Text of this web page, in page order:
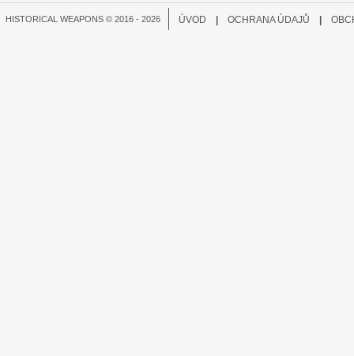
HISTORICAL WEAPONS © 2016 - 2026 ÚVOD OCHRANA ÚDAJŮ